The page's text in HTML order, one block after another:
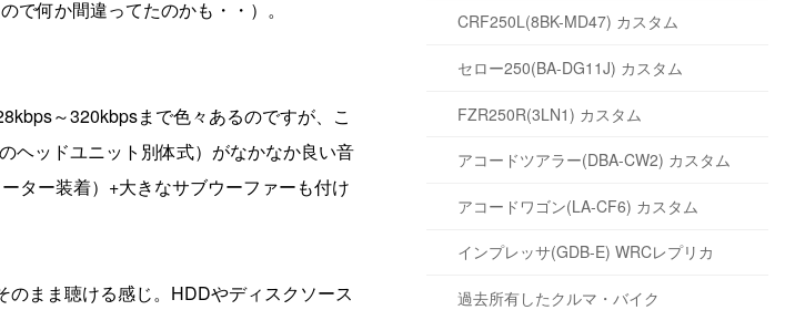
何か間違ってたのかも・・）。
～320kbpsまで色々あるのですが、こ
ヘッドユニット別体式）がなかなか良い音
ター装着）+大きなサブウーファーも付け
まま聴ける感じ。HDDやディスクソース
CRF250L(8BK-MD47) カスタム
セロー250(BA-DG11J) カスタム
FZR250R(3LN1) カスタム
アコードツアラー(DBA-CW2) カスタム
アコードワゴン(LA-CF6) カスタム
インプレッサ(GDB-E) WRCレプリカ
過去所有したクルマ・バイク